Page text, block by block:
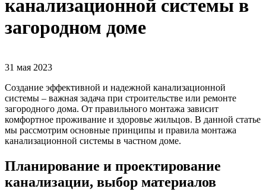
канализационной системы в
загородном доме
31 мая 2023
Создание эффективной и надежной канализационной
системы – важная задача при строительстве или ремонте
загородного дома. От правильного монтажа зависит
комфортное проживание и здоровье жильцов. В данной статье
мы рассмотрим основные принципы и правила монтажа
канализационной системы в частном доме.
Планирование и проектирование
канализации, выбор материалов